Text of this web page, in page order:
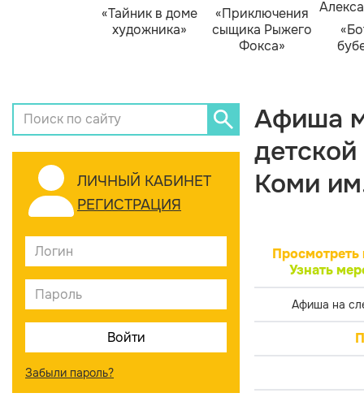
«Тайник в доме
художника»
«Приключения
сыщика Рыжего
Фокса»
ЛИЧНЫЙ КАБИНЕТ
РЕГИСТРАЦИЯ
Забыли пароль?
Афиша
Коми
Просмотреть
Узнать
Афиша на